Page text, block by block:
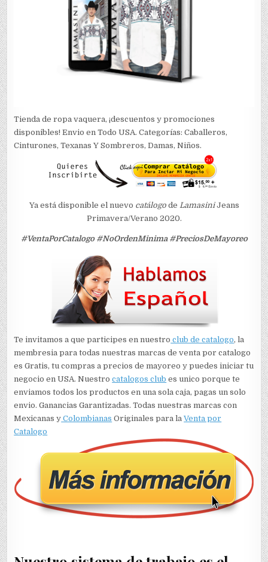
Tienda de ropa vaquera, ¡descuentos y promociones
disponibles! Envio en Todo USA. Categorías: Caballeros,
Cinturones, Texanas Y Sombreros, Damas, Niños.
Ya está disponible el nuevo catálogode LamasiniJeans
Primavera/Verano 2020.
#VentaPorCatalogo #NoOrdenMinima #PreciosDeMayoreo
Te invitamos a que participes en nuestro club de catalogo, la
membresia para todas nuestras marcas de venta por catalogo
es Gratis, tu compras a precios de mayoreo y puedes iniciar tu
negocio en USA. Nuestrocatalogos club es unico porque te
enviamos todos los productos en una sola caja, pagas un solo
envio. Ganancias Garantizadas. Todas nuestras marcas con
Mexicanas y Colombianas Originales para laVenta por
Catalogo